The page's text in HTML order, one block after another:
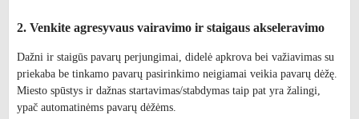
2. Venkite agresyvaus vairavimo ir staigaus akseleravimo
Dažni ir staigūs pavarų perjungimai, didelė apkrova bei važiavimas su
priekaba be tinkamo pavarų pasirinkimo neigiamai veikia pavarų dėžę.
Miesto spūstys ir dažnas startavimas/stabdymas taip pat yra žalingi,
ypač automatinėms pavarų dėžėms.